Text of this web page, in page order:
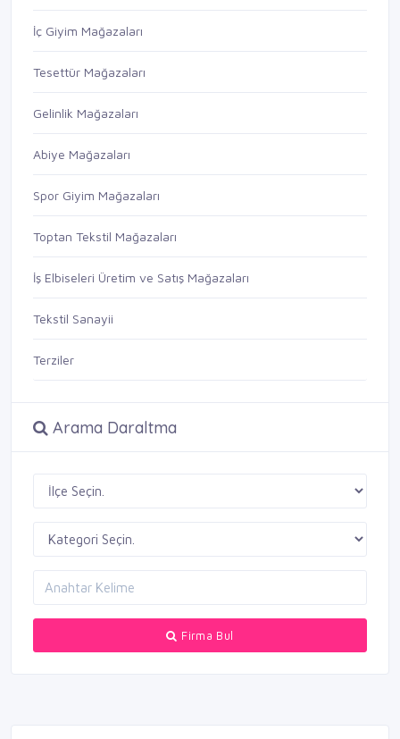
İç Giyim Mağazaları
Tesettür Mağazaları
Gelinlik Mağazaları
Abiye Mağazaları
Spor Giyim Mağazaları
Toptan Tekstil Mağazaları
İş Elbiseleri Üretim ve Satış Mağazaları
Tekstil Sanayii
Terziler
Arama Daraltma
Firma Bul